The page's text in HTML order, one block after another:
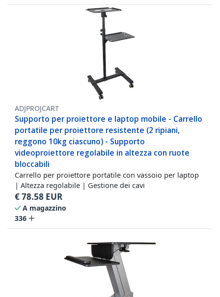
ADJPROJCART
Supporto per proiettore e laptop mobile - Carrello
portatile per proiettore resistente (2 ripiani,
reggono 10kg ciascuno) - Supporto
videoproiettore regolabile in altezza con ruote
bloccabili
Carrello per proiettore portatile con vassoio per laptop
| Altezza regolabile | Gestione dei cavi
€78.58 EUR
A magazzino
336